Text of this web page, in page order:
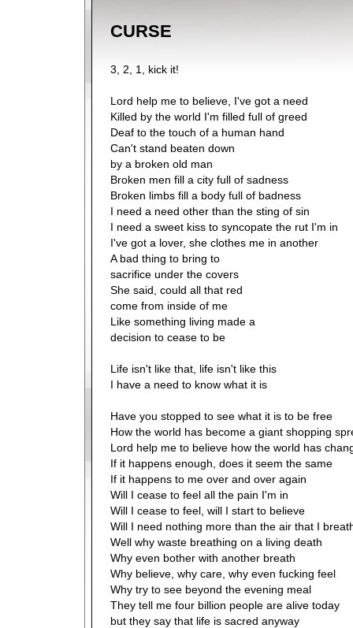
CURSE
3, 2, 1, kick it!
Lord help me to believe, I've got a need
Killed by the world I'm filled full of greed
Deaf to the touch of a human hand
Can't stand beaten down
by a broken old man
Broken men fill a city full of sadness
Broken limbs fill a body full of badness
I need a need other than the sting of sin
I need a sweet kiss to syncopate the rut I'm in
I've got a lover, she clothes me in another
A bad thing to bring to
sacrifice under the covers
She said, could all that red
come from inside of me
Like something living made a
decision to cease to be
Life isn't like that, life isn't like this
I have a need to know what it is
Have you stopped to see what it is to be free
How the world has become a giant shopping
Lord help me to believe how the world has
If it happens enough, does it seem the same
If it happens to me over and over again
Will I cease to feel all the pain I'm in
Will I cease to feel, will I start to believe
Will I need nothing more than the air that I
Well why waste breathing on a living death
Why even bother with another breath
Why believe, why care, why even fucking feel
Why try to see beyond the evening meal
They tell me four billion people are alive today
but they say that life is sacred anyway